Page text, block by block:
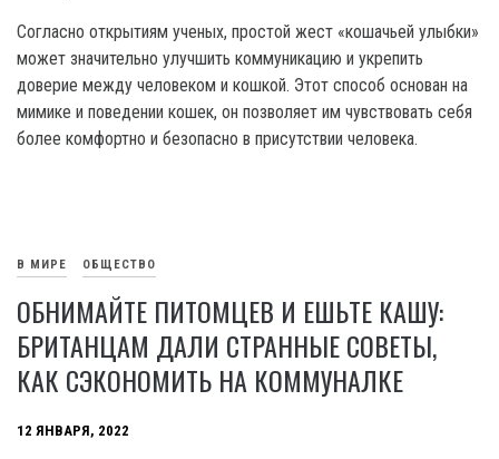
Согласно открытиям ученых, простой жест «кошачьей улыбки»
может значительно улучшить коммуникацию и укрепить
доверие между человеком и кошкой. Этот способ основан на
мимике и поведении кошек, он позволяет им чувствовать себя
более комфортно и безопасно в присутствии человека.
В МИРЕ ОБЩЕСТВО
ОБНИМАЙТЕ ПИТОМЦЕВ И ЕШЬТЕ КАШУ:
БРИТАНЦАМ ДАЛИ СТРАННЫЕ СОВЕТЫ,
КАК СЭКОНОМИТЬ НА КОММУНАЛКЕ
12 ЯНВАРЯ, 2022